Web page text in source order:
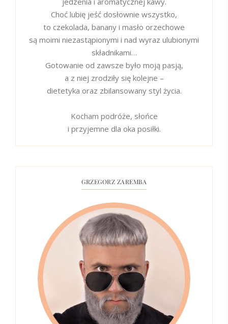
Choć lubię jeść dosłownie wszystko,
to czekolada, banany i masło orzechowe
są moimi niezastąpionymi i nad wyraz ulubionymi
składnikami…
Gotowanie od zawsze było moją pasją,
a z niej zrodziły się kolejne –
dietetyka oraz zbilansowany styl życia.
Kocham podróże, słońce
i przyjemne dla oka posiłki.
GRZEGORZ ZAREMBA